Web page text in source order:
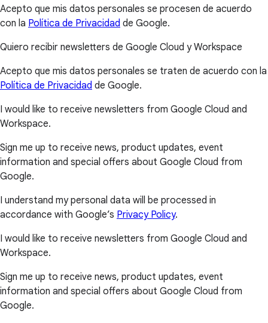
Acepto que mis datos personales se procesen de acuerdo
con la Política de Privacidad de Google.
Quiero recibir newsletters de Google Cloud y Workspace
Acepto que mis datos personales se traten de acuerdo con la
Política de Privacidad de Google.
I would like to receive newsletters from Google Cloud and
Workspace.
Sign me up to receive news, product updates, event
information and special offers about Google Cloud from
Google.
I understand my personal data will be processed in
accordance with Google’s Privacy Policy.
I would like to receive newsletters from Google Cloud and
Workspace.
Sign me up to receive news, product updates, event
information and special offers about Google Cloud from
Google.